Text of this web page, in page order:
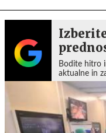
Bodite hitro
aktualne in